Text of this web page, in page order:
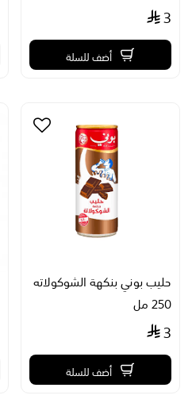
3
أضف للسلة
حليب بوني بنكهة الشوكولاته
250 مل
3
أضف للسلة